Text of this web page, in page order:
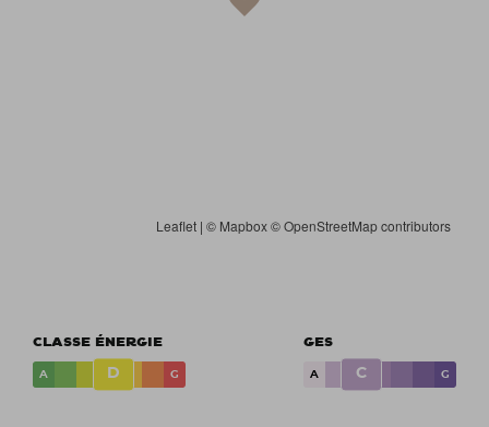
Leaflet | © Mapbox©OpenStreetMap contributors
CLASSE ÉNERGIE
A G
D
GES
A G
C